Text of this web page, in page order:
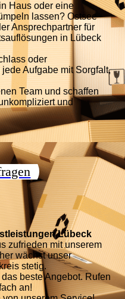
Haus oder eine
lassen? Ostsee
Ansprechpartner für
in Lübeck
oder
Aufgabe mit Sorgfalt,
Team und schaffen
und
Lübeck
zufrieden mit unserem
wächst unser
stetig.
beste Angebot. Rufen
an!